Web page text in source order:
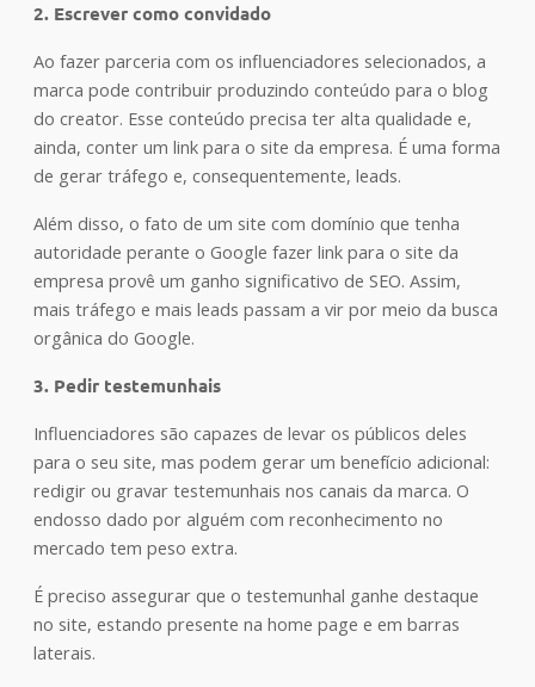
2. Escrever como convidado
Ao fazer parceria com os influenciadores selecionados, a
marca pode contribuir produzindo conteúdo para o blog
do creator. Esse conteúdo precisa ter alta qualidade e,
ainda, conter um link para o site da empresa. É uma forma
de gerar tráfego e, consequentemente, leads.
Além disso, o fato de um site com domínio que tenha
autoridade perante o Google fazer link para o site da
empresa provê um ganho significativo de SEO. Assim,
mais tráfego e mais leads passam a vir por meio da busca
orgânica do Google.
3. Pedir testemunhais
Influenciadores são capazes de levar os públicos deles
para o seu site, mas podem gerar um benefício adicional:
redigir ou gravar testemunhais nos canais da marca. O
endosso dado por alguém com reconhecimento no
mercado tem peso extra.
É preciso assegurar que o testemunhal ganhe destaque
no site, estando presente na home page e em barras
laterais.